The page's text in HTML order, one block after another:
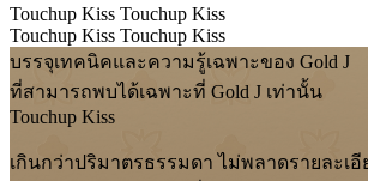
Touchup Kiss Touchup Kiss
Touchup Kiss Touchup Kiss
บรรจุเทคนิคและความรู้เฉพาะของ Gold J
ที่สามารถพบได้เฉพาะที่ Gold J เท่านั้น
Touchup Kiss
เกินกว่าปริมาตรธรรมดา ไม่พลาดรายละเ